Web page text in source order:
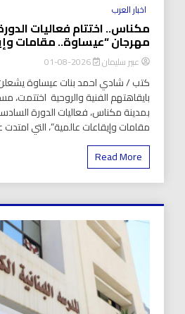
اخبار العرب
مكناس.. اختتام فعاليات
مهرجان “عيساوة.. مقامات
عبير سليمان 2026-08-01
كتب / شادي احمد بنات عيساوة يشعلن
بايقاهتهم الفنية والروحية اختتمت،
بمدينة مكناس، فعاليات الدورة
مقامات وإيقاعات عالمية”، التي
Read More